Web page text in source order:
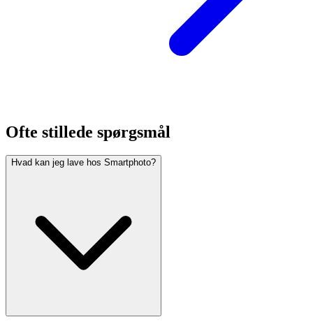
Ofte stillede spørgsmål
Hvad kan jeg lave hos Smartphoto?